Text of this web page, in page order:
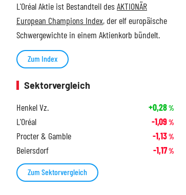
L'Oréal Aktie ist Bestandteil desAKTIONÄR
European Champions Index, der elf europäische
Schwergewichte in einem Aktienkorb bündelt.
Zum Index
Sektorvergleich
Henkel Vz.
+0,28%
L'Oréal -1,09%
Procter & Gamble -1,13%
Beiersdorf -1,17%
Zum Sektorvergleich